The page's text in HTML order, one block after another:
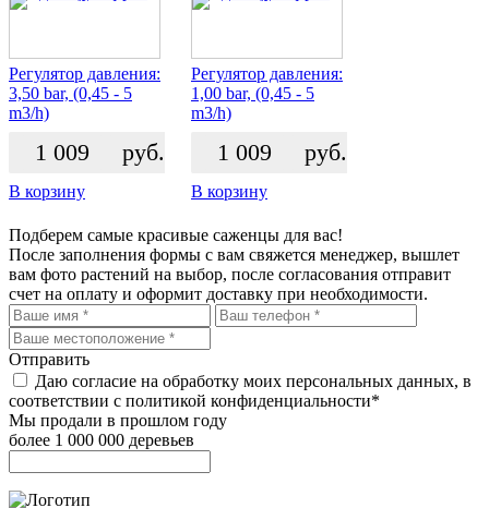
Регулятор давления:
3,50 bar, (0,45 - 5
m3/h)
1 009 руб.
В корзину
Регулятор давления:
1,00 bar, (0,45 - 5
m3/h)
1 009 руб.
В корзину
Подберем самые красивые саженцы для вас!
После заполнения формы с вам свяжется менеджер, вышлет
вам фото растений на выбор, после согласования отправит
счет на оплату и оформит доставку при необходимости.
Отправить
Даю согласие на обработку моих персональных данных, в
соответствии с политикой конфиденциальности*
Мы продали в прошлом году
более 1 000 000 деревьев